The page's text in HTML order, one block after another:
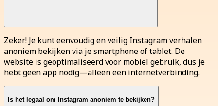
Zeker! Je kunt eenvoudig en veilig Instagram verhalen
anoniem bekijken via je smartphone of tablet. De
website is geoptimaliseerd voor mobiel gebruik, dus je
hebt geen app nodig—alleen een internetverbinding.
Is het legaal om Instagram anoniem te bekijken?